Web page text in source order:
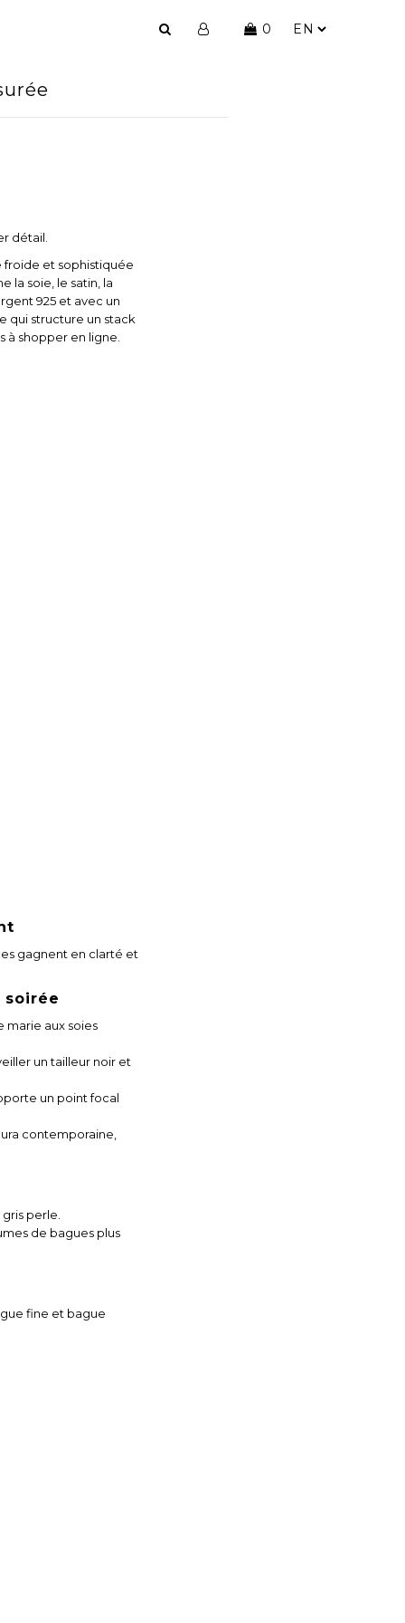
0
détail.
froide et sophistiquée
la soie, le satin, la
925 et avec un
qui structure un stack
à shopper en ligne.
gagnent en clarté et
soirée
marie aux soies
un tailleur noir et
un point focal
contemporaine,
perle.
de bagues plus
fine et bague